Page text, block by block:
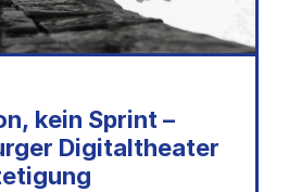
kein Sprint –
Digitaltheater